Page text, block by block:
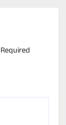
Required